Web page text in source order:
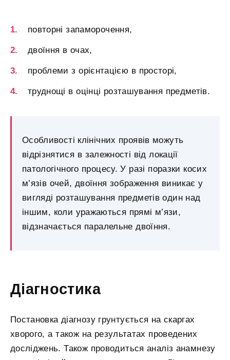
повторні запаморочення,
двоїння в очах,
проблеми з орієнтацією в просторі,
труднощі в оцінці розташування предметів.
Особливості клінічних проявів можуть
відрізнятися в залежності від локації
патологічного процесу. У разі поразки косих
м’язів очей, двоїння зображення виникає у
вигляді розташування предметів один над
іншим, коли уражаються прямі м’язи,
відзначається паралельне двоїння.
Діагностика
Постановка діагнозу грунтується на скаргах
хворого, а також на результатах проведених
досліджень. Також проводиться аналіз анамнезу